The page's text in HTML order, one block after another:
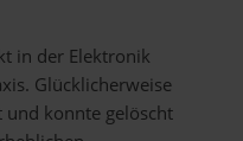
in der Elektronik
Glücklicherweise
konnte gelöscht